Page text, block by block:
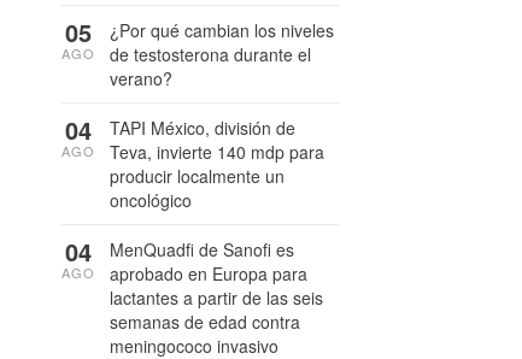
¿Por qué cambian los niveles
de testosterona durante el
verano?
05
AGO
TAPI México, división de
Teva, invierte 140 mdp para
producir localmente un
oncológico
04
AGO
MenQuadfi de Sanofi es
aprobado en Europa para
lactantes a partir de las seis
semanas de edad contra
meningococo invasivo
04
AGO